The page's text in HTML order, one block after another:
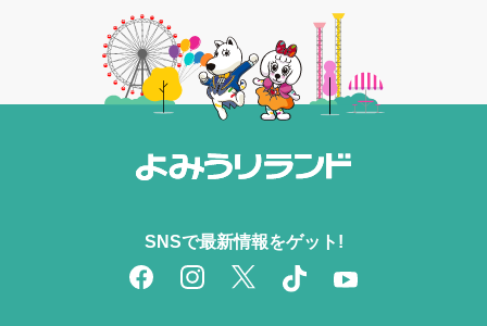
SNSで最新情報をゲット!